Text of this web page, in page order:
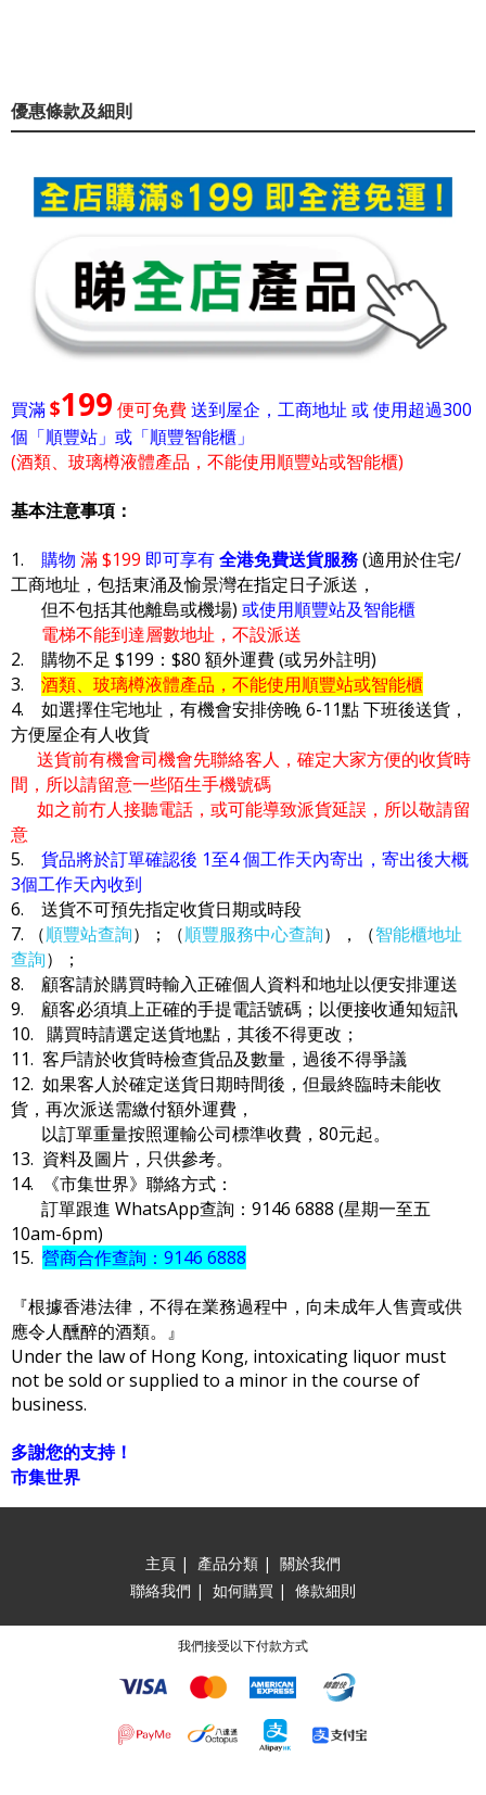
優惠條款及細則
買滿$199 便可免費送到屋企，工商地址 或 使用超過300
個「順豐站」或「順豐智能櫃」
(酒類、玻璃樽液體產品，不能使用順豐站或智能櫃)
基本注意事項：
1. 購物 滿 $199 即可享有全港免費送貨服務(適用於住宅/
工商地址，包括東涌及愉景灣在指定日子派送，
但不包括其他離島或機場) 或使用順豐站及智能櫃
電梯不能到達層數地址，不設派送
2. 購物不足 $199：$80 額外運費 (或另外註明)
3. 酒類、玻璃樽液體產品，不能使用順豐站或智能櫃
4. 如選擇住宅地址，有機會安排傍晚 6-11點 下班後送貨，
方便屋企有人收貨
送貨前有機會司機會先聯絡客人，確定大家方便的收貨時
間，所以請留意一些陌生手機號碼
如之前冇人接聽電話，或可能導致派貨延誤，所以敬請留
意
5. 貨品將於訂單確認後 1至4 個工作天內寄出，寄出後大概
3個工作天內收到
6. 送貨不可預先指定收貨日期或時段
7. （順豐站查詢）；（順豐服務中心查詢），（智能櫃地址
查詢）；
8. 顧客請於購買時輸入正確個人資料和地址以便安排運送
9. 顧客必須填上正確的手提電話號碼；以便接收通知短訊
10. 購買時請選定送貨地點，其後不得更改；
11. 客戶請於收貨時檢查貨品及數量，過後不得爭議
12. 如果客人於確定送貨日期時間後，但最終臨時未能收
貨，再次派送需繳付額外運費，
以訂單重量按照運輸公司標準收費，80元起。
13. 資料及圖片，只供參考。
14. 《市集世界》聯絡方式：
訂單跟進 WhatsApp查詢：9146 6888 (星期一至五
10am-6pm)
15. 營商合作查詢：9146 6888
『根據香港法律，不得在業務過程中，向未成年人售賣或供
應令人醺醉的酒類。』
Under the law of Hong Kong, intoxicating liquor must
not be sold or supplied to a minor in the course of
business.
多謝您的支持！
市集世界
主頁 | 產品分類 | 關於我們
聯絡我們 | 如何購買 | 條款細則
我們接受以下付款方式